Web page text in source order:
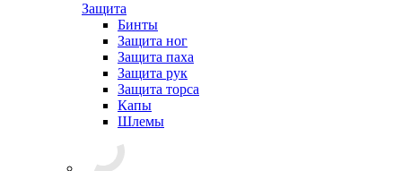
Защита
Бинты
Защита ног
Защита паха
Защита рук
Защита торса
Капы
Шлемы